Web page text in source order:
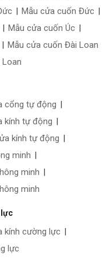
| Mẫu cửa cuốn Đức |
| Mẫu cửa cuốn Úc |
| Mẫu cửa cuốn Đài Loan
cổng tự động |
kính tự động |
kính tự động |
minh |
minh |
minh
kính cường lực |
lực